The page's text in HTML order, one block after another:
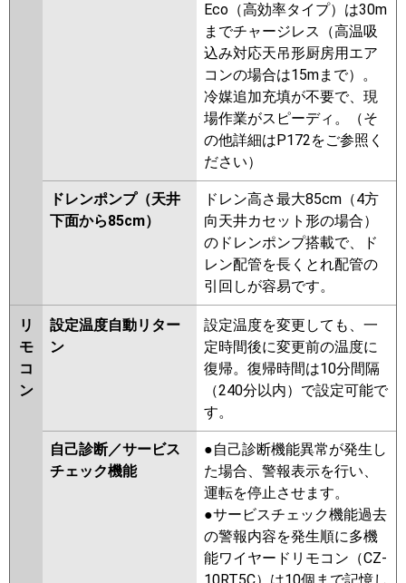
Eco（高効率タイプ）は30m
までチャージレス（高温吸
込み対応天吊形厨房用エア
コンの場合は15mまで）。
冷媒追加充填が不要で、現
場作業がスピーディ。（そ
の他詳細はP172をご参照く
ださい）
ドレンポンプ（天井
下面から85cm）
ドレン高さ最大85cm（4方
向天井カセット形の場合）
のドレンポンプ搭載で、ド
レン配管を長くとれ配管の
引回しが容易です。
リ
モ
コ
ン
設定温度自動リター
ン
設定温度を変更しても、一
定時間後に変更前の温度に
復帰。復帰時間は10分間隔
（240分以内）で設定可能で
す。
自己診断／サービス
チェック機能
●自己診断機能異常が発生し
た場合、警報表示を行い、
運転を停止させます。
●サービスチェック機能過去
の警報内容を発生順に多機
能ワイヤードリモコン（CZ-